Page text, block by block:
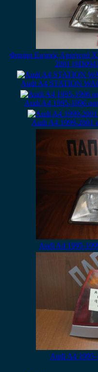
Φανάρι Εμπρός Αριστερό
2001
Audi A4 STATION
Audi A4 1995-1996
Audi A4 1999-2001
Audi A4 1995-
Audi A4 1995-